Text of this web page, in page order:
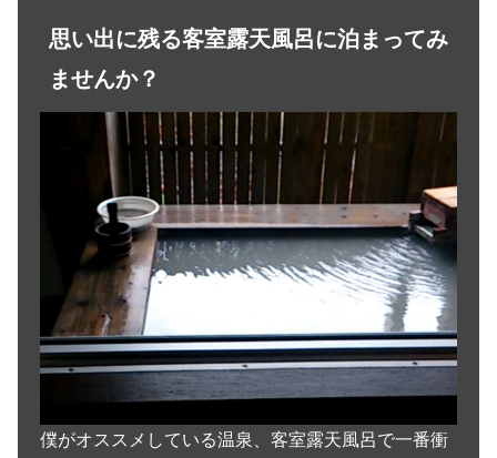
思い出に残る客室露天風呂に泊まってみ
ませんか？
僕がオススメしている温泉、客室露天風呂で一番衝